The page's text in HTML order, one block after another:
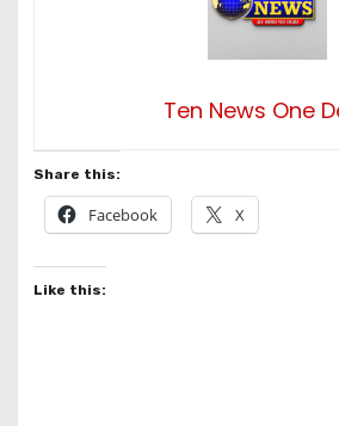
Ten News One
Share this:
Facebook X
Like this: